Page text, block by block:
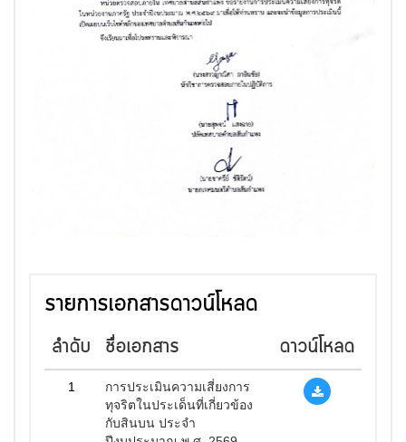
รายการเอกสารดาวน์โหลด
ลำดับ ชื่อเอกสาร ดาวน์โหลด
1
การประเมินความเสี่ยงการ
ทุจริตในประเด็นที่เกี่ยวข้อง
กับสินบน ประจำ